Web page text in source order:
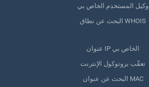
وكيل المستخدم الخاص بي
البحث عن نطاق WHOIS
عنوان IP الخاص بي
تعقّب بروتوكول الإنترنت
البحث عن عنوان MAC